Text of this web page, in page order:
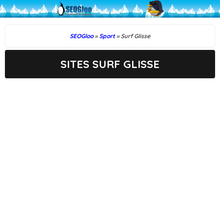
SEOGloo » Sport » Surf Glisse
SITES SURF GLISSE